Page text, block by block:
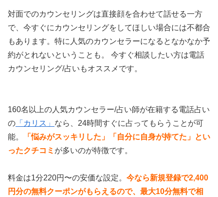
対面でのカウンセリングは直接顔を合わせて話せる一方
で、今すぐにカウンセリングをしてほしい場合には不都合
もあります。特に人気のカウンセラーになるとなかなか予
約がとれないということも。 今すぐ相談したい方は電話
カウンセリング/占いもオススメです。
160名以上の人気カウンセラー/占い師が在籍する電話占い
の 「カリス」 なら、24時間すぐに占ってもらうことが可
能。
「悩みがスッキリした」「自分に自身が持てた」とい
ったクチコミ が多いのが特徴です。
料金は1分220円〜の安価な設定。 今なら新規登録で2,400
円分の無料クーポンがもらえるので、最大10分無料で相